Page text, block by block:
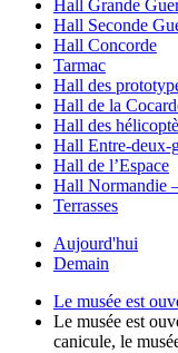
Hall Grande
Hall Seconde
Hall Concorde
Tarmac
Hall des
Hall de la
Hall des
Hall Entre-deux-
Hall de l’Espace
Hall Normandie
Terrasses
Aujourd'hui
Demain
Le musée est
Le musée est
canicule, le